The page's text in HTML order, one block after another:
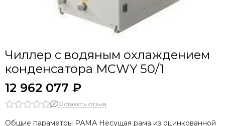
Чиллер с водяным охлаждением
конденсатора MCWY 50/1
12 962 077 ₽
Оставить отзыв
Общие параметры РАМА Несущая рама из оцинкованной